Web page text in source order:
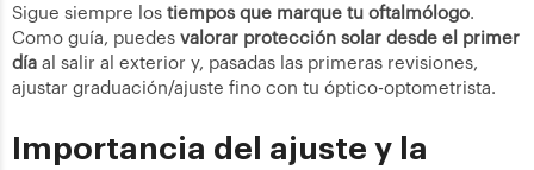
Sigue siempre los tiempos que marque tu oftalmólogo.
Como guía, puedes valorar protección solar desde el primer
día al salir al exterior y, pasadas las primeras revisiones,
ajustar graduación/ajuste fino con tu óptico-optometrista.
Importancia del ajuste y la